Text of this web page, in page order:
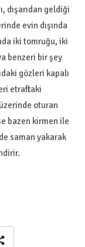
dışarıdan geldiği
evin dışında
iki tomruğu, iki
benzeri bir şey
gözleri kapalı
etraftaki
oturan
bazen kirmen ile
saman yakarak